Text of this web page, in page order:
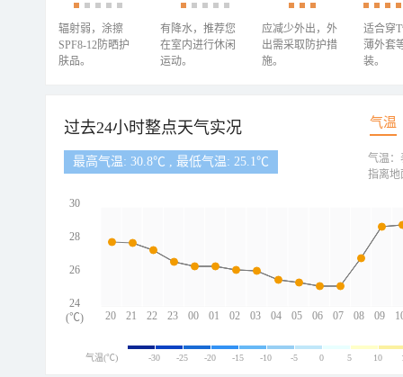
辐射弱，涂擦
SPF8-12防晒护
肤品。
有降水，推荐您
在室内进行休闲
运动。
应减少外出，外
出需采取防护措
施。
适合穿
薄外套
装。
过去24小时整点天气实况 气温
最高气温: 30.8℃ , 最低气温: 25.1℃
20 21 22 23 00 01 02 03 04 05 06 07 08 09
30
28
26
24
(℃)
气温：
指离地
气温(℃) -30 -25 -20 -15 -10 -5 0 5 10